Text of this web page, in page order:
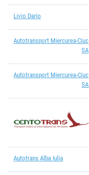
Livio Dario
Autotransport Miercurea-Ciuc
SA
Autotransport Miercurea-Ciuc
SA
Autotrans Alba Iulia